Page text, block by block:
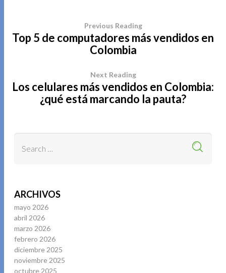
Previous Reading
Top 5 de computadores más vendidos en
Colombia
Next Reading
Los celulares más vendidos en Colombia:
¿qué está marcando la pauta?
ARCHIVOS
mayo 2026
abril 2026
marzo 2026
febrero 2026
diciembre 2025
noviembre 2025
octubre 2025